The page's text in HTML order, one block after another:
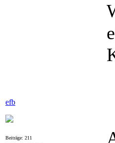
efb
Beiträge: 211